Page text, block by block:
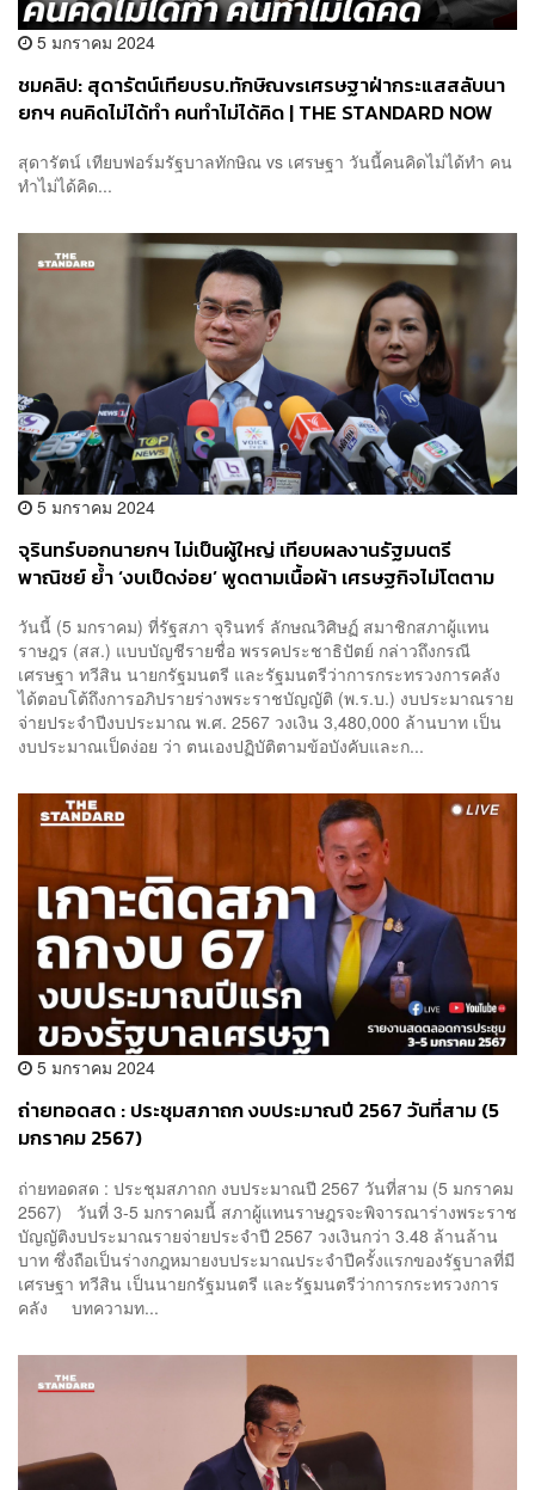
5 มกราคม 2024
ชมคลิป: สุดารัตน์เทียบรบ.ทักษิณvsเศรษฐาฝ่ากระแสสลับนา
ยกฯ คนคิดไม่ได้ทำ คนทำไม่ได้คิด | THE STANDARD NOW
สุดารัตน์ เทียบฟอร์มรัฐบาลทักษิณ vs เศรษฐา วันนี้คนคิดไม่ได้ทำ คน
ทำไม่ได้คิด...
5 มกราคม 2024
จุรินทร์บอกนายกฯ ไม่เป็นผู้ใหญ่ เทียบผลงานรัฐมนตรี
พาณิชย์ ย้ำ ‘งบเป็ดง่อย’ พูดตามเนื้อผ้า เศรษฐกิจไม่โตตาม
วันนี้ (5 มกราคม) ที่รัฐสภา จุรินทร์ ลักษณวิศิษฏ์ สมาชิกสภาผู้แทน
ราษฎร (สส.) แบบบัญชีรายชื่อ พรรคประชาธิปัตย์ กล่าวถึงกรณี
เศรษฐา ทวีสิน นายกรัฐมนตรี และรัฐมนตรีว่าการกระทรวงการคลัง
ได้ตอบโต้ถึงการอภิปรายร่างพระราชบัญญัติ (พ.ร.บ.) งบประมาณราย
จ่ายประจำปีงบประมาณ พ.ศ. 2567 วงเงิน 3,480,000 ล้านบาท เป็น
งบประมาณเป็ดง่อย ว่า ตนเองปฏิบัติตามข้อบังคับและก...
5 มกราคม 2024
ถ่ายทอดสด : ประชุมสภาถก งบประมาณปี 2567 วันที่สาม (5
มกราคม 2567)
ถ่ายทอดสด : ประชุมสภาถก งบประมาณปี 2567 วันที่สาม (5 มกราคม
2567) วันที่ 3-5 มกราคมนี้ สภาผู้แทนราษฎรจะพิจารณาร่างพระราช
บัญญัติงบประมาณรายจ่ายประจำปี 2567 วงเงินกว่า 3.48 ล้านล้าน
บาท ซึ่งถือเป็นร่างกฎหมายงบประมาณประจำปีครั้งแรกของรัฐบาลที่มี
เศรษฐา ทวีสิน เป็นนายกรัฐมนตรี และรัฐมนตรีว่าการกระทรวงการ
คลัง บทความท...